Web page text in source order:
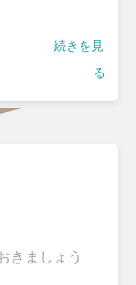
続きを見
る
きましょう